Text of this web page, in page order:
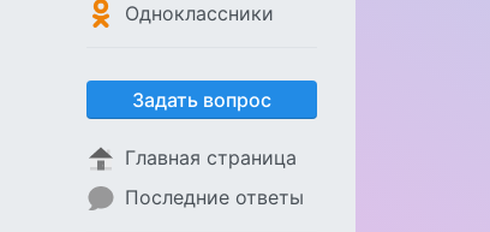
Одноклассники
Задать вопрос
Главная страница
Последние ответы